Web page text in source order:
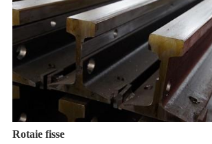
Rotaie fisse